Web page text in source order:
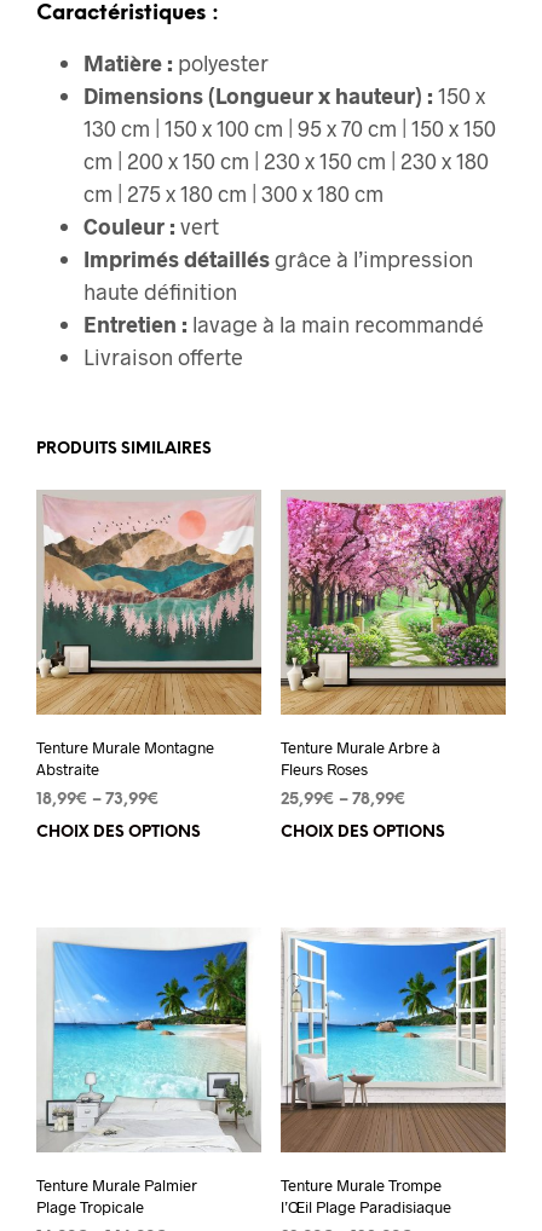
Caractéristiques :
Matière : polyester
Dimensions (Longueur x hauteur) : 150 x
130 cm | 150 x 100 cm | 95 x 70 cm | 150 x 150
cm | 200 x 150 cm | 230 x 150 cm | 230 x 180
cm | 275 x 180 cm | 300 x 180 cm
Couleur : vert
Imprimés détaillésgrâce à l’impression
haute définition
Entretien : lavage à la main recommandé
Livraison offerte
PRODUITS SIMILAIRES
Tenture Murale Montagne
Abstraite
18,99€ – 73,99€
CHOIX DES OPTIONS
Ce
plusieurs
variations.
Les
options
peuvent
être
choisies
Tenture Murale Arbre à
Fleurs Roses
25,99€ – 78,99€
CHOIX DES OPTIONS
Les
Tenture Murale Palmier
Plage Tropicale
Tenture Murale Trompe
l’Œil Plage Paradisiaque